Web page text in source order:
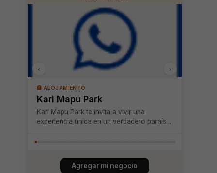
🏨 ALOJAMIENTO
Kari Mapu Park
Kari Mapu Park te invita a vivir una
experiencia única en un verdadero paraíso
acogedoras cabañas, rodeadas de
majestuosos árbo...
‹ ›
Agregar mi negocio